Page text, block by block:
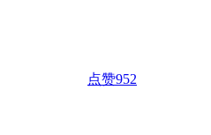
点赞952